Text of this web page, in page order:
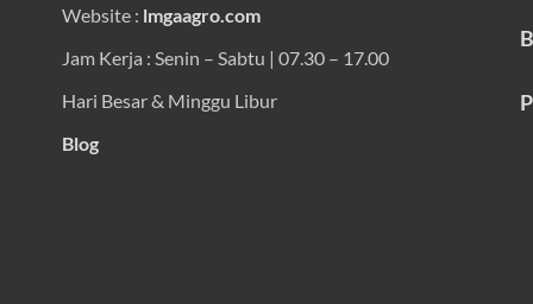
Website : lmgaagro.com
Jam Kerja : Senin – Sabtu | 07.30 – 17.00
Hari Besar & Minggu Libur
Blog